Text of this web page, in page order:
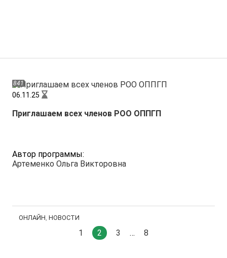
841
06.11.25
Приглашаем всех членов РОО ОППГП
Автор программы:
Артеменко Ольга Викторовна
OНЛАЙН, НОВОСТИ
1 2 3 … 8